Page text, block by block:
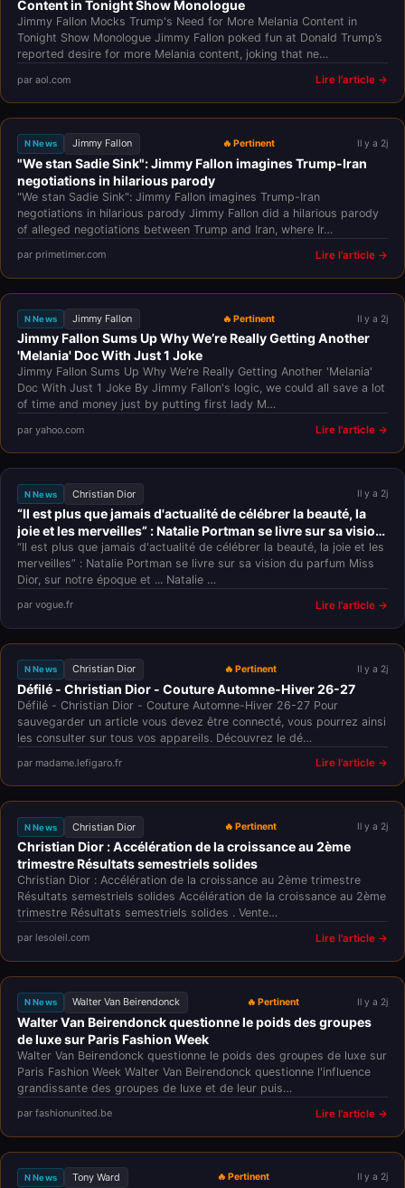
Content in Tonight Show Monologue
Jimmy Fallon Mocks Trump's Need for More Melania Content in
Tonight Show Monologue Jimmy Fallon poked fun at Donald Trump’s
reported desire for more Melania content, joking that ne…
par aol.com Lire l'article →
N News Jimmy Fallon 🔥 Pertinent Il y a 2j
"We stan Sadie Sink": Jimmy Fallon imagines Trump-Iran
negotiations in hilarious parody
"We stan Sadie Sink": Jimmy Fallon imagines Trump-Iran
negotiations in hilarious parody Jimmy Fallon did a hilarious parody
of alleged negotiations between Trump and Iran, where Ir…
par primetimer.com Lire l'article →
N News Jimmy Fallon 🔥 Pertinent Il y a 2j
Jimmy Fallon Sums Up Why We’re Really Getting Another
'Melania' Doc With Just 1 Joke
Jimmy Fallon Sums Up Why We’re Really Getting Another 'Melania'
Doc With Just 1 Joke By Jimmy Fallon's logic, we could all save a lot
of time and money just by putting first lady M…
par yahoo.com Lire l'article →
N News Christian Dior Il y a 2j
“Il est plus que jamais d'actualité de célébrer la beauté, la
joie et les merveilles” : Natalie Portman se livre sur sa vision
du parfum Miss Dior, sur notre époque et ...
“Il est plus que jamais d'actualité de célébrer la beauté, la joie et les
merveilles” : Natalie Portman se livre sur sa vision du parfum Miss
Dior, sur notre époque et ... Natalie …
par vogue.fr Lire l'article →
N News Christian Dior 🔥 Pertinent Il y a 2j
Défilé - Christian Dior - Couture Automne-Hiver 26-27
Défilé - Christian Dior - Couture Automne-Hiver 26-27 Pour
sauvegarder un article vous devez être connecté, vous pourrez ainsi
les consulter sur tous vos appareils. Découvrez le dé…
par madame.lefigaro.fr Lire l'article →
N News Christian Dior 🔥 Pertinent Il y a 2j
Christian Dior : Accélération de la croissance au 2ème
trimestre Résultats semestriels solides
Christian Dior : Accélération de la croissance au 2ème trimestre
Résultats semestriels solides Accélération de la croissance au 2ème
trimestre Résultats semestriels solides . Vente…
par lesoleil.com Lire l'article →
N News Walter Van Beirendonck 🔥 Pertinent Il y a 2j
Walter Van Beirendonck questionne le poids des groupes
de luxe sur Paris Fashion Week
Walter Van Beirendonck questionne le poids des groupes de luxe sur
Paris Fashion Week Walter Van Beirendonck questionne l'influence
grandissante des groupes de luxe et de leur puis…
par fashionunited.be Lire l'article →
N News Tony Ward 🔥 Pertinent Il y a 2j